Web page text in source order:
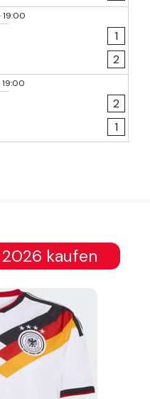
19:00
1
2
19:00
2
1
kaufen